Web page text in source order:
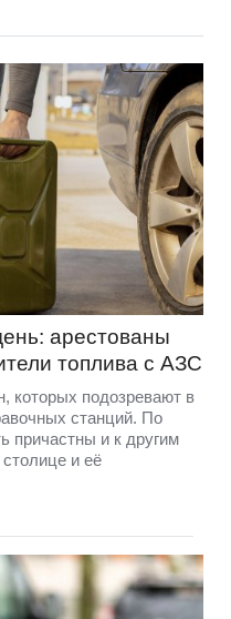
арестованы
топлива с АЗС
которых подозревают в
станций. По
причастны и к другим
и её